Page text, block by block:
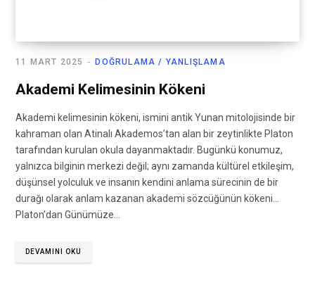
DOĞRULAMA / YANLIŞLAMA
11 MART 2025
Akademi Kelimesinin Kökeni
Akademi kelimesinin kökeni, ismini antik Yunan mitolojisinde bir
kahraman olan Atinalı Akademos’tan alan bir zeytinlikte Platon
tarafından kurulan okula dayanmaktadır. Bugünkü konumuz,
yalnızca bilginin merkezi değil; aynı zamanda kültürel etkileşim,
düşünsel yolculuk ve insanın kendini anlama sürecinin de bir
durağı olarak anlam kazanan akademi sözcüğünün kökeni…
Platon’dan Günümüze…
DEVAMINI OKU